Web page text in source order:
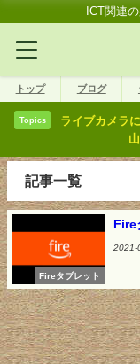
ICT関連
トップ ブログ
Topics
ライブカメラ
記事一覧
Fireタブレット
Fire
2021-